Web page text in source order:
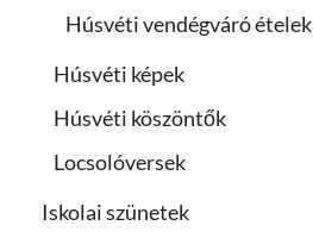
Húsvéti vendégváró ételek
Húsvéti képek
Húsvéti köszöntők
Locsolóversek
Iskolai szünetek